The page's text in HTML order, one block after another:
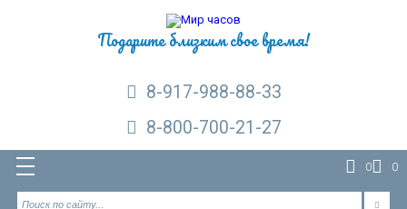
Подарите близким свое время!
8-917-988-88-33
8-800-700-21-27
0 0